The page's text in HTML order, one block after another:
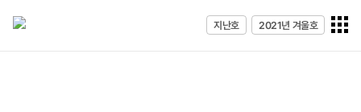
전체메
열기
지난호 2021년 겨울호